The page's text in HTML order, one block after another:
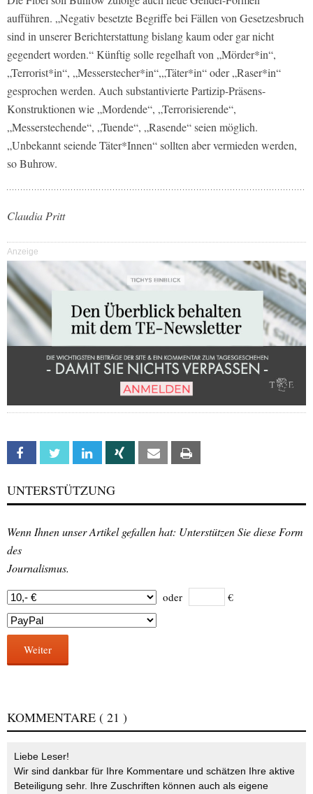
aufführen. „Negativ besetzte Begriffe bei Fällen von Gesetzesbruch
sind in unserer Berichterstattung bislang kaum oder gar nicht
gegendert worden.“ Künftig solle regelhaft von „Mörder*in“,
„Terrorist*in“, „Messerstecher*in“,„Täter*in“ oder „Raser*in“
gesprochen werden. Auch substantivierte Partizip-Präsens-
Konstruktionen wie „Mordende“, „Terrorisierende“,
„Messerstechende“, „Tuende“, „Rasende“ seien möglich.
„Unbekannt seiende Täter*Innen“ sollten aber vermieden werden,
so Buhrow.
Claudia Pritt
Anzeige
Facebook Twitter Linkedin Xing Email
UNTERSTÜTZUNG
Wenn Ihnen unser Artikel gefallen hat: Unterstützen Sie diese Form
des
Journalismus.
oder €
Weiter
KOMMENTARE ( 21 )
Liebe Leser!
Wir sind dankbar für Ihre Kommentare und schätzen Ihre aktive
Beteiligung sehr. Ihre Zuschriften können auch als eigene